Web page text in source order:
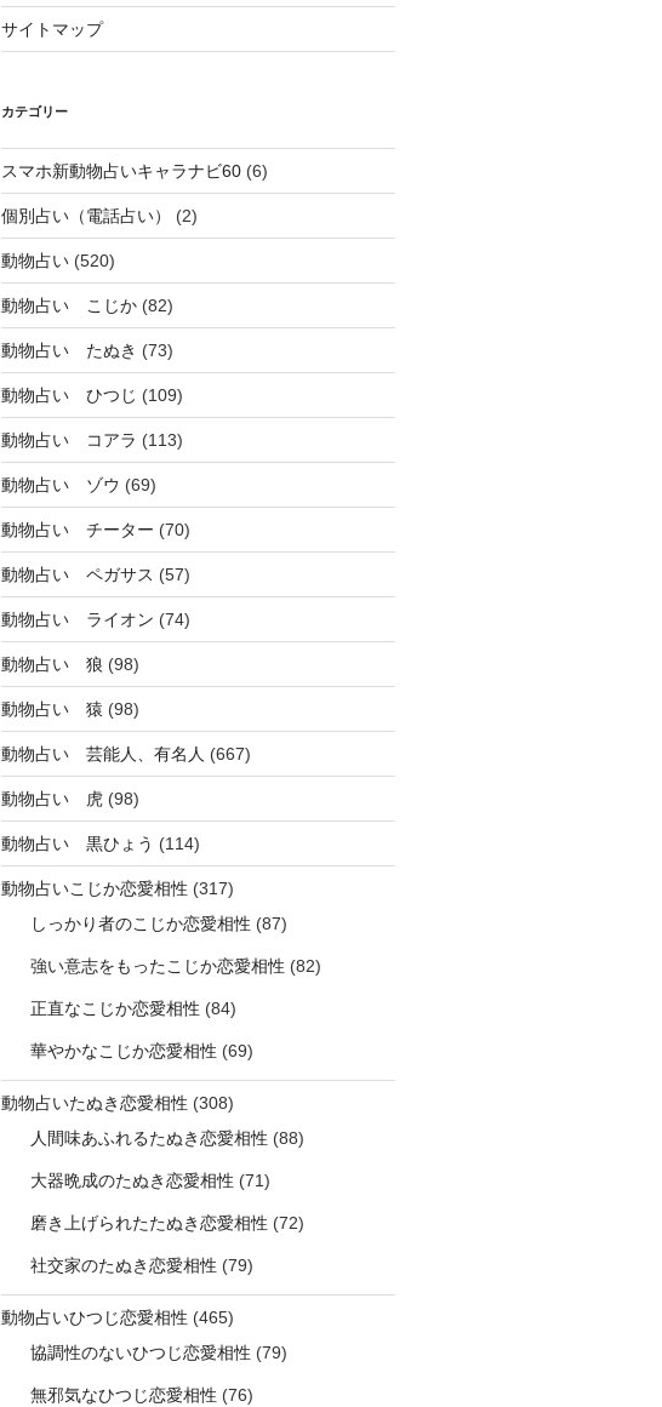
サイトマップ
カテゴリー
スマホ新動物占いキャラナビ60(6)
個別占い（電話占い） (2)
動物占い(520)
動物占い こじか(82)
動物占い たぬき (73)
動物占い ひつじ (109)
動物占い コアラ (113)
動物占い ゾウ (69)
動物占い チーター (70)
動物占い ペガサス (57)
動物占い ライオン (74)
動物占い 狼 (98)
動物占い 猿 (98)
動物占い 芸能人、有名人 (667)
動物占い 虎(98)
動物占い 黒ひょう (114)
動物占いこじか恋愛相性 (317)
しっかり者のこじか恋愛相性 (87)
強い意志をもったこじか恋愛相性 (82)
正直なこじか恋愛相性 (84)
華やかなこじか恋愛相性 (69)
動物占いたぬき恋愛相性 (308)
人間味あふれるたぬき恋愛相性 (88)
大器晩成のたぬき恋愛相性 (71)
磨き上げられたたぬき恋愛相性 (72)
社交家のたぬき恋愛相性 (79)
動物占いひつじ恋愛相性 (465)
協調性のないひつじ恋愛相性 (79)
無邪気なひつじ恋愛相性 (76)